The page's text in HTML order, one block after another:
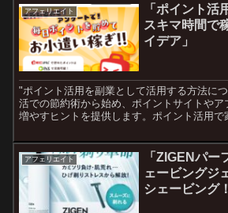
アフェリエイト
「ポイント活
スキマ時間で
イデア」
"ポイント活用を副業として活用する方法に
活での節約術から始め、ポイントサイトやア
増やすヒントを提供します。ポイント活用で
アフェリエイト
「ZIGENパ
ェービングジ
シェービング